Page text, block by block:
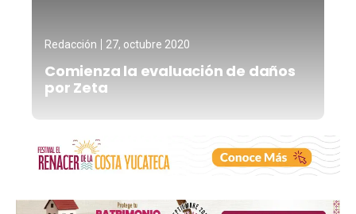
Redacción 27, octubre 2020
Comienza la evaluación de daños
por Zeta